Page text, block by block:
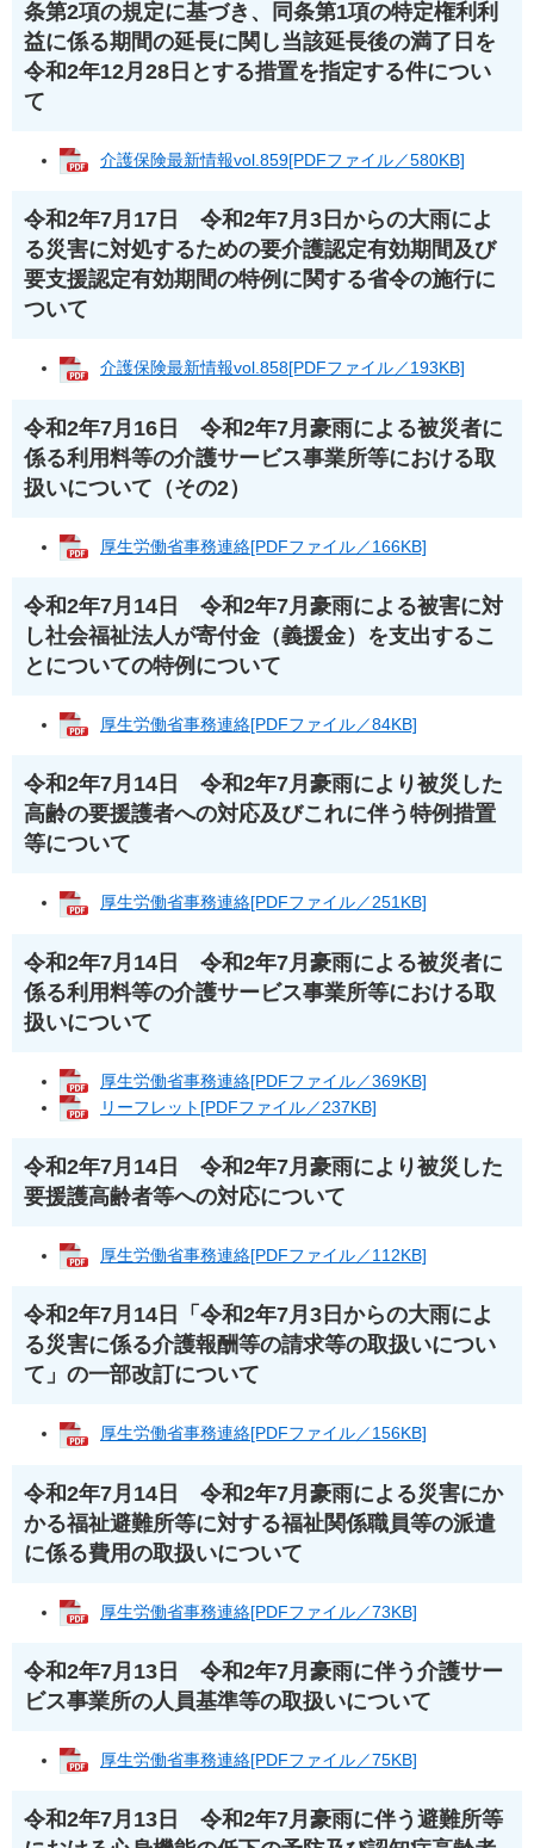
条第2項の規定に基づき、同条第1項の特定権利利
益に係る期間の延長に関し当該延長後の満了日を
令和2年12月28日とする措置を指定する件につい
て
介護保険最新情報vol.859[PDFファイル／580KB]
令和2年7月17日 令和2年7月3日からの大雨によ
る災害に対処するための要介護認定有効期間及び
要支援認定有効期間の特例に関する省令の施行に
ついて
介護保険最新情報vol.858[PDFファイル／193KB]
令和2年7月16日 令和2年7月豪雨による被災者に
係る利用料等の介護サービス事業所等における取
扱いについて（その2）
厚生労働省事務連絡[PDFファイル／166KB]
令和2年7月14日 令和2年7月豪雨による被害に対
し社会福祉法人が寄付金（義援金）を支出するこ
とについての特例について
厚生労働省事務連絡[PDFファイル／84KB]
令和2年7月14日 令和2年7月豪雨により被災した
高齢の要援護者への対応及びこれに伴う特例措置
等について
厚生労働省事務連絡[PDFファイル／251KB]
令和2年7月14日 令和2年7月豪雨による被災者に
係る利用料等の介護サービス事業所等における取
扱いについて
厚生労働省事務連絡[PDFファイル／369KB]
リーフレット[PDFファイル／237KB]
令和2年7月14日 令和2年7月豪雨により被災した
要援護高齢者等への対応について
厚生労働省事務連絡[PDFファイル／112KB]
令和2年7月14日「令和2年7月3日からの大雨によ
る災害に係る介護報酬等の請求等の取扱いについ
て」の一部改訂について
厚生労働省事務連絡[PDFファイル／156KB]
令和2年7月14日 令和2年7月豪雨による災害にか
かる福祉避難所等に対する福祉関係職員等の派遣
に係る費用の取扱いについて
厚生労働省事務連絡[PDFファイル／73KB]
令和2年7月13日 令和2年7月豪雨に伴う介護サー
ビス事業所の人員基準等の取扱いについて
厚生労働省事務連絡[PDFファイル／75KB]
令和2年7月13日 令和2年7月豪雨に伴う避難所等